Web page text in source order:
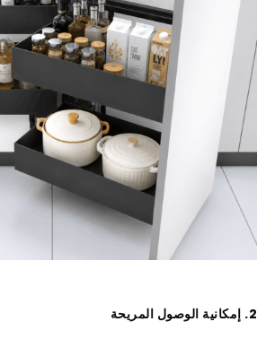
2. إمكانية الوصول المريحة